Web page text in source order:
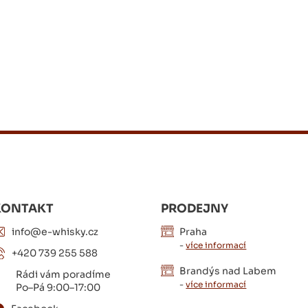
info@e-whisky.cz
+420 739 255 588
Rádi vám poradíme
Po–Pá 9:00–17:00
PRODEJNY
Praha
-více informací
Brandýs nad Labem
-více informací